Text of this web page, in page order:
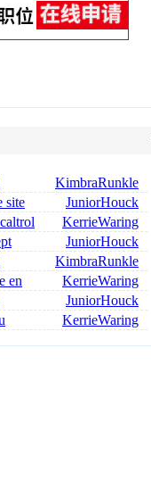
KimbraRunkle
voir
JuniorHouck
site
KerrieWaring
JuniorHouck
KimbraRunkle
KerrieWaring
en
JuniorHouck
KerrieWaring